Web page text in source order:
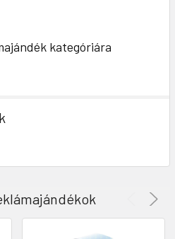
kategóriára